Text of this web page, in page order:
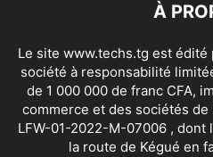
À
Le site www.techs.tg est édité
société à responsabilité
de 1 000 000 de franc CFA,
commerce et des sociétés
LFW-01-2022-M-07006 ,
la route de Kégué en